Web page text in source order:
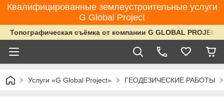
Квалифицированные землеустроительные услуги
G Global Project
Топографическая съёмка от компании G GLOBAL PROJECT
Услуги «G Global Project» ГЕОДЕЗИЧЕСКИЕ РАБОТЫ